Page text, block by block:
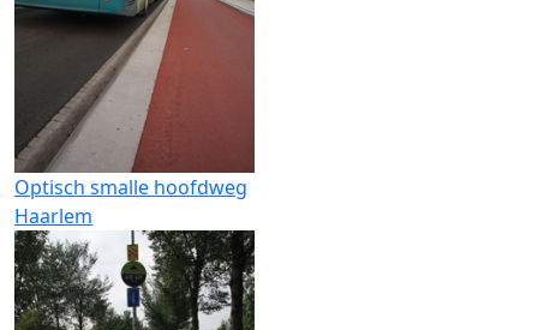
Optisch smalle hoofdweg
Haarlem